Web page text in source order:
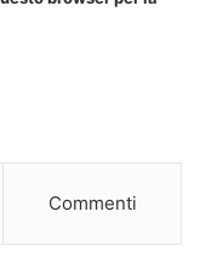
Commenti